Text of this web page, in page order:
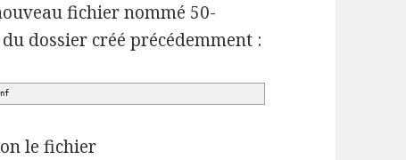
fichier nommé 50-
dossier créé précédemment :
le fichier